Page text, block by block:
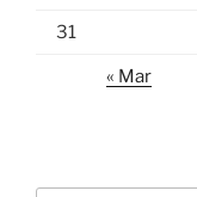
31
« Mar